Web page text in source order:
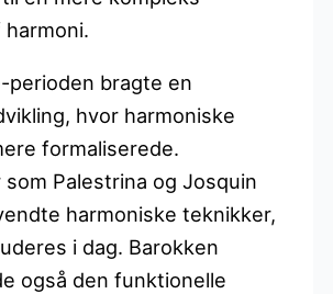
perioden bragte en
hvor harmoniske
formaliserede.
Palestrina og Josquin
harmoniske teknikker,
i dag. Barokken
også den funktionelle